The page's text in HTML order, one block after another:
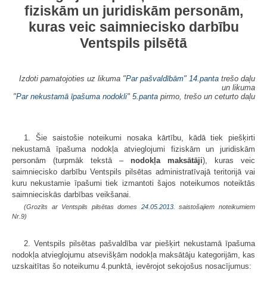
fiziskām un juridiskām personām,
kuras veic saimniecisko darbību
Ventspils pilsētā
Izdoti pamatojoties uz likuma "Par pašvaldībām" 14.panta trešo daļu
un likuma
"Par nekustamā īpašuma nodokli" 5.panta pirmo, trešo un ceturto daļu
1. Šie saistošie noteikumi nosaka kārtību, kādā tiek piešķirti
nekustamā īpašuma nodokļa atvieglojumi fiziskām un juridiskām
personām (turpmāk tekstā – nodokļa maksātāji), kuras veic
saimniecisko darbību Ventspils pilsētas administratīvajā teritorijā vai
kuru nekustamie īpašumi tiek izmantoti šajos noteikumos noteiktās
saimnieciskās darbības veikšanai.
(Grozīts ar Ventspils pilsētas domes 24.05.2013.
saistošajiem noteikumiem
Nr.9)
2. Ventspils pilsētas pašvaldība var piešķirt nekustamā īpašuma
nodokļa atvieglojumu atsevišķām nodokļa maksātāju kategorijām, kas
uzskaitītas šo noteikumu 4.punktā, ievērojot sekojošus nosacījumus: